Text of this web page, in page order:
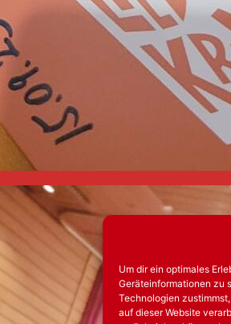
Um dir ein optimales
Geräteinformationen zu
Technologien
auf dieser Website